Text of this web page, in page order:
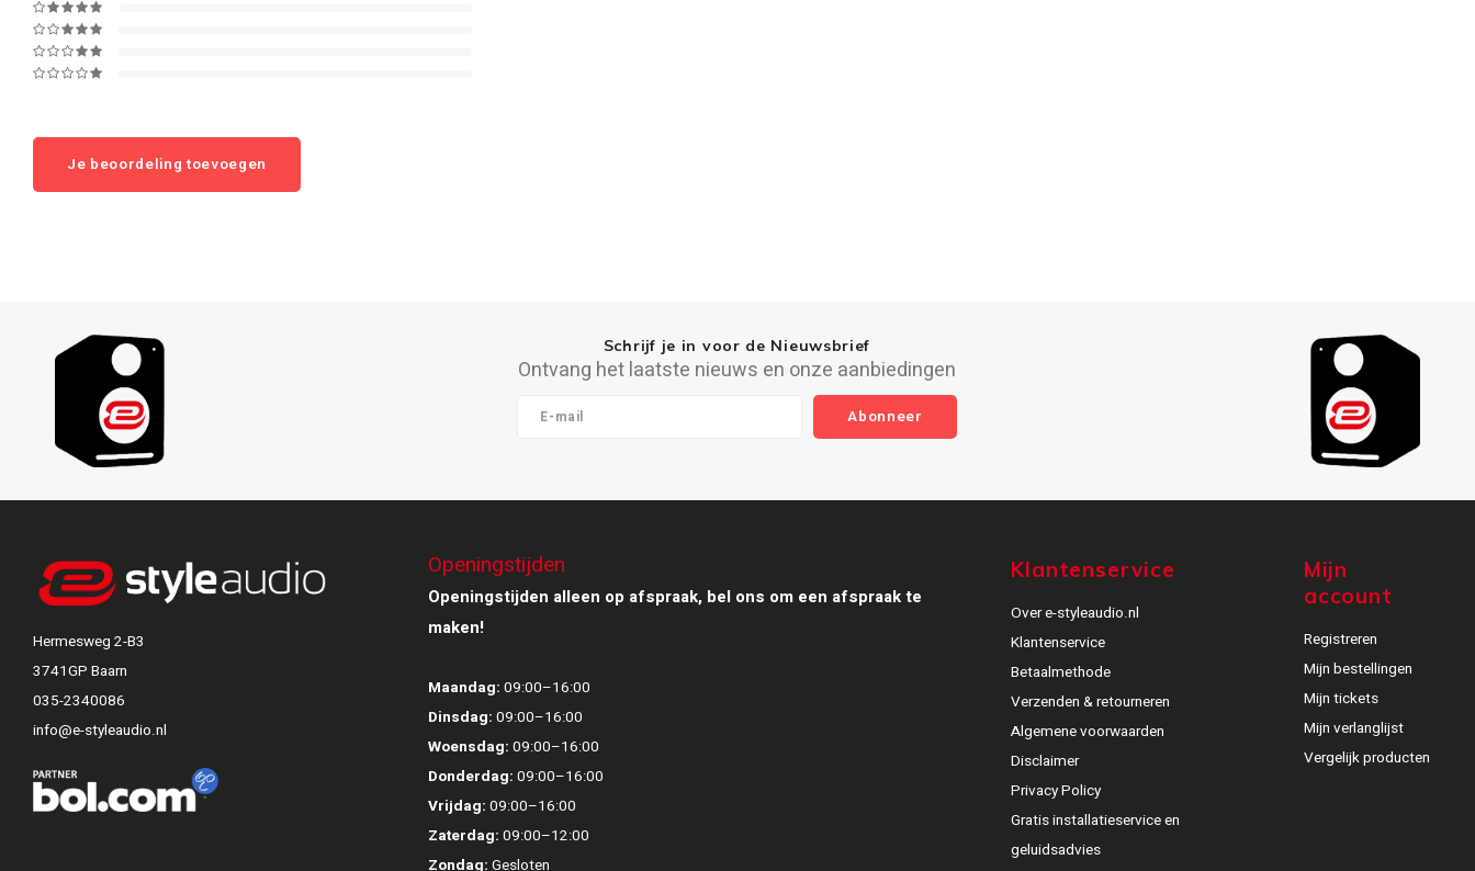
Je beoordeling toevoegen
Schrijf je in voor de Nieuwsbrief
Ontvang het laatste nieuws en onze aanbiedingen
Abonneer
Hermesweg 2-B3
3741GP Baarn
035-2340086
info@e-styleaudio.nl
Openingstijden
Openingstijden alleen op afspraak, bel ons om een afspraak te
maken!
Maandag: 09:00–16:00
Dinsdag: 09:00–16:00
Woensdag: 09:00–16:00
Donderdag: 09:00–16:00
Vrijdag: 09:00–16:00
Zaterdag: 09:00–12:00
Zondag: Gesloten
Klantenservice
Over e-styleaudio.nl
Klantenservice
Betaalmethode
Verzenden & retourneren
Algemene voorwaarden
Disclaimer
Privacy Policy
Gratis installatieservice en
geluidsadvies
Mijn
account
Registreren
Mijn bestellingen
Mijn tickets
Mijn verlanglijst
Vergelijk producten